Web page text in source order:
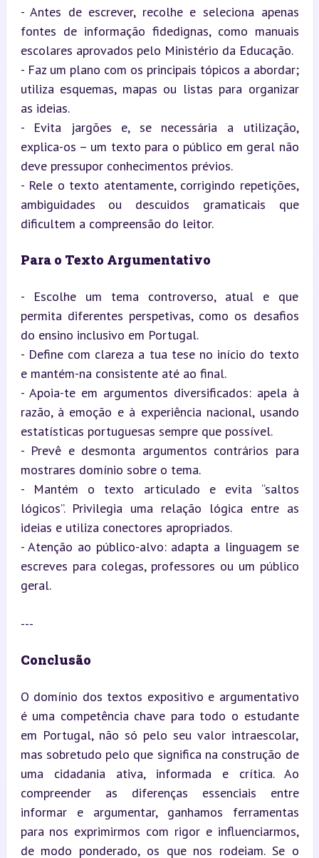
- Antes de escrever, recolhe e seleciona apenas
fontes de informação fidedignas, como manuais
escolares aprovados pelo Ministério da Educação.
- Faz um plano com os principais tópicos a abordar;
utiliza esquemas, mapas ou listas para organizar
as ideias.
- Evita jargões e, se necessária a utilização,
explica-os – um texto para o público em geral não
deve pressupor conhecimentos prévios.
- Rele o texto atentamente, corrigindo repetições,
ambiguidades ou descuidos gramaticais que
dificultem a compreensão do leitor.
Para o Texto Argumentativo
- Escolhe um tema controverso, atual e que
permita diferentes perspetivas, como os desafios
do ensino inclusivo em Portugal.
- Define com clareza a tua tese no início do texto
e mantém-na consistente até ao final.
- Apoia-te em argumentos diversificados: apela à
razão, à emoção e à experiência nacional, usando
estatísticas portuguesas sempre que possível.
- Prevê e desmonta argumentos contrários para
mostrares domínio sobre o tema.
- Mantém o texto articulado e evita “saltos
lógicos”. Privilegia uma relação lógica entre as
ideias e utiliza conectores apropriados.
- Atenção ao público-alvo: adapta a linguagem se
escreves para colegas, professores ou um público
geral.
---
Conclusão
O domínio dos textos expositivo e argumentativo
é uma competência chave para todo o estudante
em Portugal, não só pelo seu valor intraescolar,
mas sobretudo pelo que significa na construção de
uma cidadania ativa, informada e crítica. Ao
compreender as diferenças essenciais entre
informar e argumentar, ganhamos ferramentas
para nos exprimirmos com rigor e influenciarmos,
de modo ponderado, os que nos rodeiam. Se o